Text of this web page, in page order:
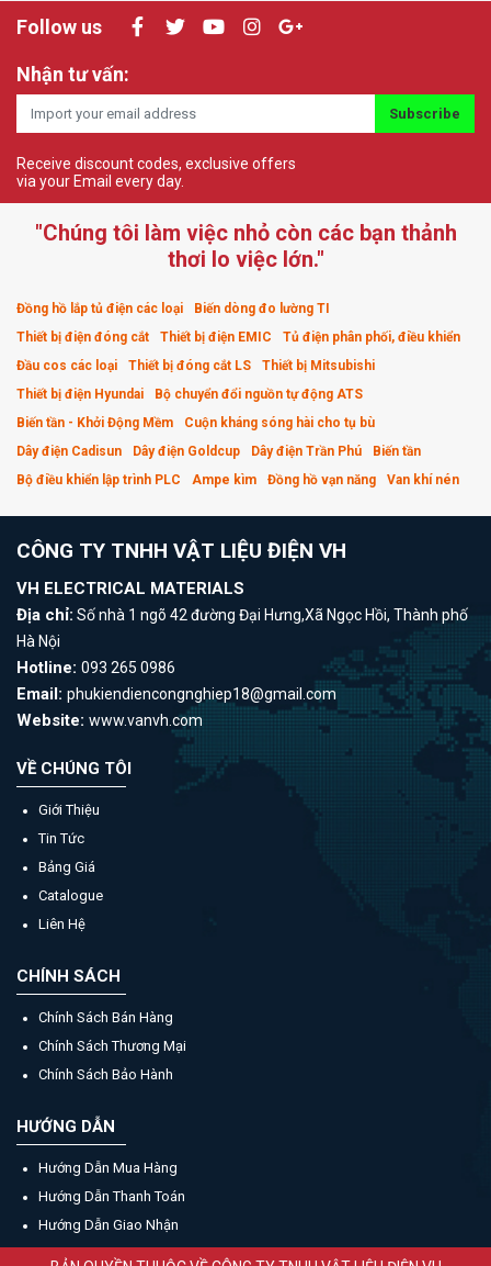
Follow us
Nhận tư vấn:
Subscribe
Receive discount codes, exclusive offers
via your Email every day.
"Chúng tôi làm việc nhỏ còn các bạn thảnh
thơi lo việc lớn."
Đồng hồ lắp tủ điện các loại
Biến dòng đo lường TI
Thiết bị điện đóng cắt
Thiết bị điện EMIC
Tủ điện phân phối, điều khiển
Đầu cos các loại
Thiết bị đóng cắt LS
Thiết bị Mitsubishi
Thiết bị điện Hyundai
Bộ chuyển đổi nguồn tự động ATS
Biến tần - Khởi Động Mềm
Cuộn kháng sóng hài cho tụ bù
Dây điện Cadisun
Dây điện Goldcup Dây điện Trần Phú
Biến tần
Bộ điều khiển lập trình PLC
Ampe kìm Đồng hồ vạn năng Van khí nén
CÔNG TY TNHH VẬT LIỆU ĐIỆN VH
VH ELECTRICAL MATERIALS
Địa chỉ: Số nhà 1 ngõ 42 đường Đại Hưng,Xã Ngọc Hồi, Thành phố
Hà Nội
Hotline: 093 265 0986
Email: phukiendiencongnghiep18@gmail.com
Website: www.vanvh.com
VỀ CHÚNG TÔI
Giới Thiệu
Tin Tức
Bảng Giá
Catalogue
Liên Hệ
CHÍNH SÁCH
Chính Sách Bán Hàng
Chính Sách Thương Mại
Chính Sách Bảo Hành
HƯỚNG DẪN
Hướng Dẫn Mua Hàng
Hướng Dẫn Thanh Toán
Hướng Dẫn Giao Nhận